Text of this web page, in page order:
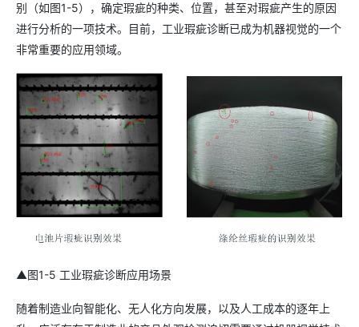
别（如图1-5），确定瑕疵的种类、位置，甚至对瑕疵产生的原因
进行分析的一项技术。目前，工业瑕疵诊断已成为机器视觉的一个
非常重要的应用领域。
▲图1-5 工业瑕疵诊断应用场景
随着制造业向智能化、无人化方向发展，以及人工成本的逐年上